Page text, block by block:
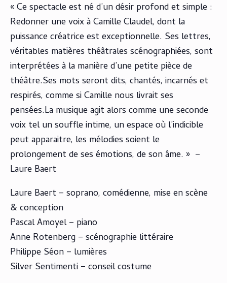
« Ce spectacle est né d’un désir profond et simple :
Redonner une voix à Camille Claudel, dont la
puissance créatrice est exceptionnelle. Ses lettres,
véritables matières théâtrales scénographiées, sont
interprétées à la manière d’une petite pièce de
théâtre.Ses mots seront dits, chantés, incarnés et
respirés, comme si Camille nous livrait ses
pensées.La musique agit alors comme une seconde
voix tel un souffle intime, un espace où l’indicible
peut apparaitre, les mélodies soient le
prolongement de ses émotions, de son âme. » –
Laure Baert
Laure Baert – soprano, comédienne, mise en scène
& conception
Pascal Amoyel – piano
Anne Rotenberg – scénographie littéraire
Philippe Séon – lumières
Silver Sentimenti – conseil costume